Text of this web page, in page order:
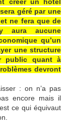
géré par une
ne fera que de
aura aucune
qu’un
une structure
public quant à
devront
: on n’a pas
encore mais il
ce qui équivaut